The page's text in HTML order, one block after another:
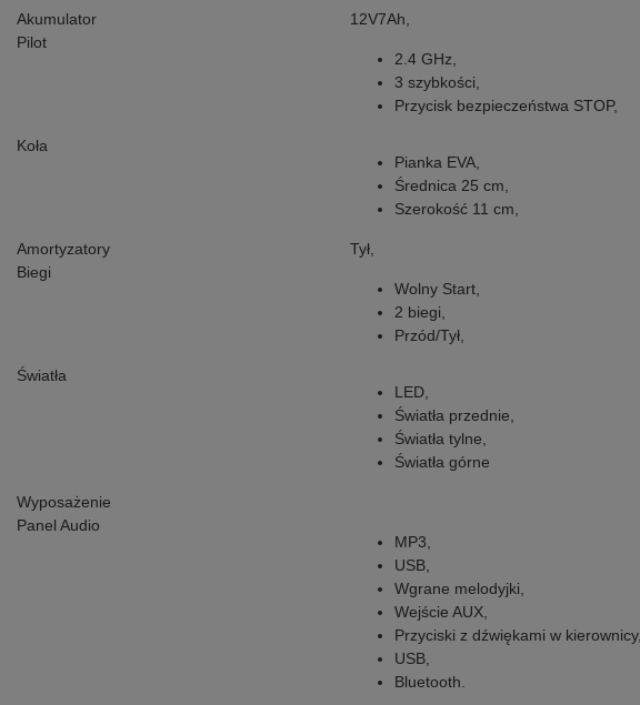
Akumulator
12V7Ah,
Pilot
2.4 GHz,
3 szybkości,
Przycisk bezpieczeństwa STOP,
Koła
Pianka EVA,
Średnica 25 cm,
Szerokość 11 cm,
Amortyzatory
Tył,
Biegi
Wolny Start,
2 biegi,
Przód/Tył,
Światła
LED,
Światła przednie,
Światła tylne,
Światła górne
Wyposażenie
Panel Audio
MP3,
USB,
Wgrane melodyjki,
Wejście AUX,
Przyciski z dźwiękami w kierownicy,
USB,
Bluetooth.